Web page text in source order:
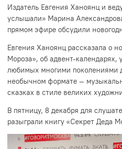
Издатель Евгения Ханоянц и
услышали» Марина
прямом эфире обсудили
Евгения Ханоянц рассказала о
Мороза», об адвент-календарях,
любимых многими поколениями
необычном формате —
сказках в стиле великих
В пятницу, 8 декабря для
разыграли книгу «Секрет Деда